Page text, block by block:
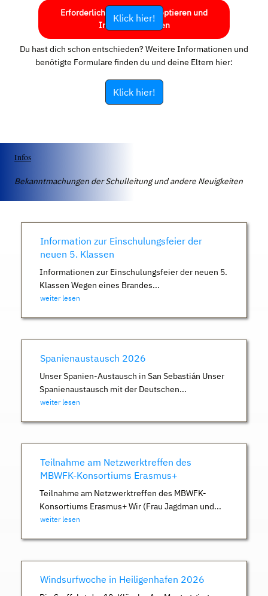
Erforderlichen Service akzeptieren und
Inhalte entsperren
Klick hier!
Du hast dich schon entschieden? Weitere Informationen und
benötigte Formulare finden du und deine Eltern hier:
Klick hier!
Infos
Bekanntmachungen der Schulleitung und andere Neuigkeiten
Information zur Einschulungsfeier der
neuen 5. Klassen
Informationen zur Einschulungsfeier der neuen 5.
Klassen Wegen eines Brandes...
weiter lesen
Spanienaustausch 2026
Unser Spanien-Austausch in San Sebastián Unser
Spanienaustausch mit der Deutschen...
weiter lesen
Teilnahme am Netzwerktreffen des
MBWFK-Konsortiums Erasmus+
Teilnahme am Netzwerktreffen des MBWFK-
Konsortiums Erasmus+ Wir (Frau Jagdman und...
weiter lesen
Windsurfwoche in Heiligenhafen 2026